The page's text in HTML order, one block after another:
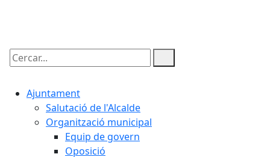
Cercar:
Ajuntament
Salutació de l'Alcalde
Organització municipal
Equip de govern
Oposició